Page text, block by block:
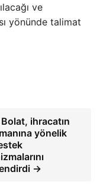
ve
yönünde talimat
ihracatın
yönelik
→